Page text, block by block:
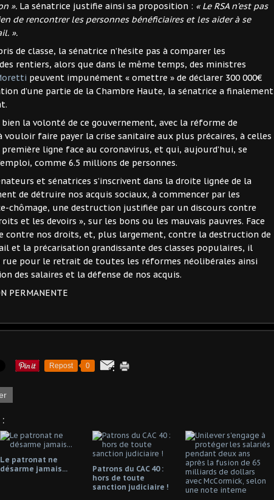
». La sénatrice justifie ainsi sa proposition : « Le RSA n’est pas
de rencontrer les personnes bénéficiaires et les aider à se
».
de classe, la sénatrice n’hésite pas à comparer les
rentiers, alors que dans le même temps, des ministres
peuvent impunément « omettre » de déclarer 300 000€
d’une partie de la Chambre Haute, la sénatrice a finalement
la volonté de ce gouvernement, avec la réforme de
vouloir faire payer la crise sanitaire aux plus précaires, à celles
ligne face au coronavirus, et qui, aujourd’hui, se
comme 6.5 millions de personnes.
et sénatrices s’inscrivent dans la droite lignée de la
de détruire nos acquis sociaux, à commencer par les
chômage, une destruction justifiée par un discours contre
et les devoirs », sur les bons ou les mauvais pauvres. Face
contre nos droits, et, plus largement, contre la destruction de
et la précarisation grandissante des classes populaires, il
rue pour le retrait de toutes les réformes néolibérales ainsi
des salaires et la défense de nos acquis.
PERMANENTE
Repost 0
Le patronat ne
désarme jamais...
Patrons du CAC 40 :
hors de toute
sanction judiciaire !